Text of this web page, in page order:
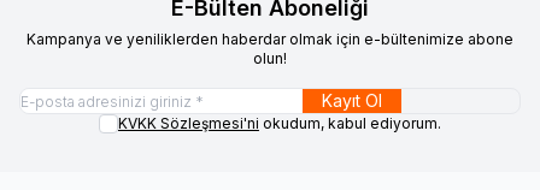
E-Bülten Aboneliği
Kampanya ve yeniliklerden haberdar olmak için e-bültenimize abone
olun!
Kayıt Ol
KVKK Sözleşmesi'ni okudum, kabul ediyorum.